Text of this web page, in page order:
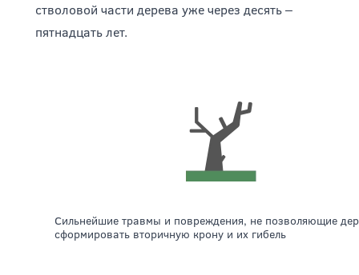
стволовой части дерева уже через десять ‒
пятнадцать лет.
Сильнейшие травмы и повреждения, не позволяющие дереву
сформировать вторичную крону и их гибель